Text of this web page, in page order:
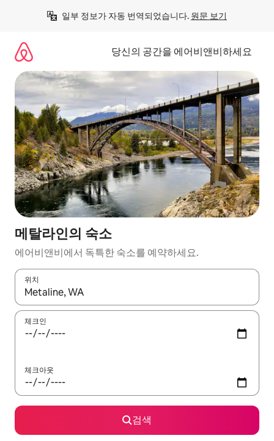
일부 정보가 자동 번역되었습니다. 원문 보기
당신의 공간을 에어비앤비하세요
메탈라인의 숙소
에어비앤비에서 독특한 숙소를 예약하세요.
위치
결과가 나오면 위·아래 화살표 키를 사용하거나 터치 또는 스와이
체크인
체크아웃
검색